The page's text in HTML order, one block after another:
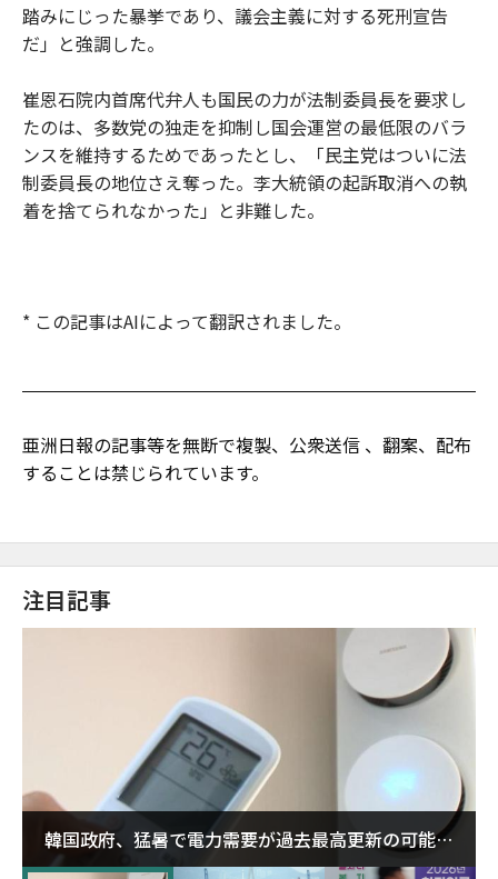
踏みにじった暴挙であり、議会主義に対する死刑宣告
だ」と強調した。
崔恩石院内首席代弁人も国民の力が法制委員長を要求し
たのは、多数党の独走を抑制し国会運営の最低限のバラ
ンスを維持するためであったとし、「民主党はついに法
制委員長の地位さえ奪った。李大統領の起訴取消への執
着を捨てられなかった」と非難した。
* この記事はAIによって翻訳されました。
亜洲日報の記事等を無断で複製、公衆送信 、翻案、配布
することは禁じられています。
注目記事
韓国政府、猛暑で電力需要が過去最高更新の可能性